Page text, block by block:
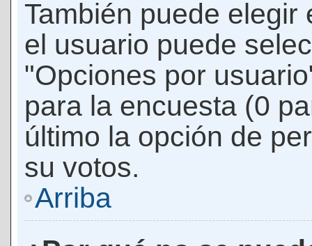
También puede
el usuario puede
"Opciones por
para la encuesta (0
último la opción de
su votos.
Arriba